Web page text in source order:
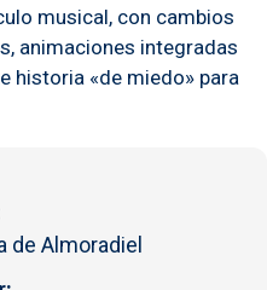
musical, con cambios
animaciones integradas
historia «de miedo» para
de Almoradiel